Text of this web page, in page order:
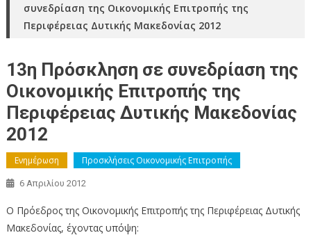
συνεδρίαση της Οικονομικής Επιτροπής της
Περιφέρειας Δυτικής Μακεδονίας 2012
13η Πρόσκληση σε συνεδρίαση της
Οικονομικής Επιτροπής της
Περιφέρειας Δυτικής Μακεδονίας
2012
Ενημέρωση Προσκλήσεις Οικονομικής Επιτροπής
6 Απριλίου 2012
Ο Πρόεδρος της Οικονομικής Επιτροπής της Περιφέρειας Δυτικής
Μακεδονίας, έχοντας υπόψη: